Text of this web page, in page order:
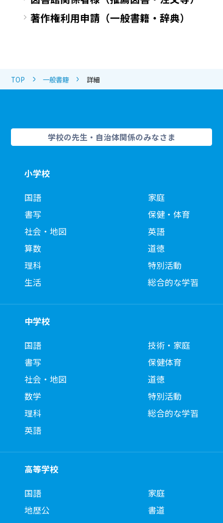
著作権利用申請（一般書籍・辞典）
TOP 一般書籍 詳細
学校の先生・自治体関係のみなさま
小学校
国語
書写
社会・地図
算数
理科
生活
家庭
保健・体育
英語
道徳
特別活動
総合的な学習
中学校
国語
書写
社会・地図
数学
理科
英語
技術・家庭
保健体育
道徳
特別活動
総合的な学習
高等学校
国語
地歴公
家庭
書道